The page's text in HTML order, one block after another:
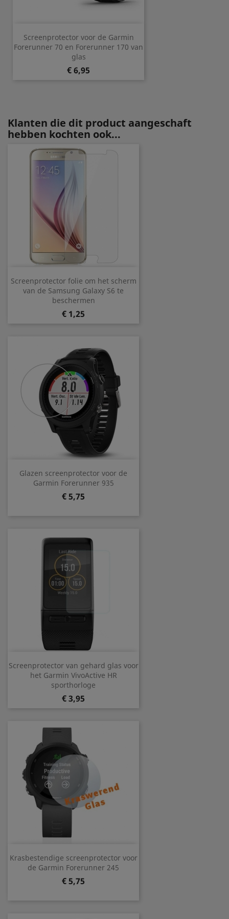
Screenprotector voor de Garmin
Forerunner 70 en Forerunner 170 van
glas
Prijs
€ 6,95
Klanten die dit product aangeschaft
hebben kochten ook...
Screenprotector folie om het scherm
van de Samsung Galaxy S6 te
beschermen
Prijs
€ 1,25
Glazen screenprotector voor de
Garmin Forerunner 935
Prijs
€ 5,75
Screenprotector van gehard glas voor
het Garmin VivoActive HR
sporthorloge
Prijs
€ 3,95
Krasbestendige screenprotector voor
de Garmin Forerunner 245
Prijs
€ 5,75